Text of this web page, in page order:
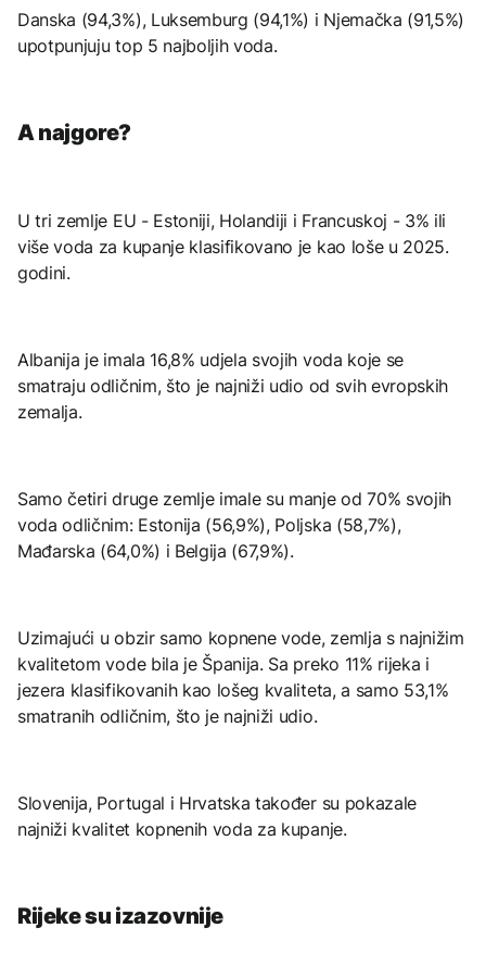
Danska (94,3%), Luksemburg (94,1%) i Njemačka (91,5%)
upotpunjuju top 5 najboljih voda.
A najgore?
U tri zemlje EU - Estoniji, Holandiji i Francuskoj - 3% ili
više voda za kupanje klasifikovano je kao loše u 2025.
godini.
Albanija je imala 16,8% udjela svojih voda koje se
smatraju odličnim, što je najniži udio od svih evropskih
zemalja.
Samo četiri druge zemlje imale su manje od 70% svojih
voda odličnim: Estonija (56,9%), Poljska (58,7%),
Mađarska (64,0%) i Belgija (67,9%).
Uzimajući u obzir samo kopnene vode, zemlja s najnižim
kvalitetom vode bila je Španija. Sa preko 11% rijeka i
jezera klasifikovanih kao lošeg kvaliteta, a samo 53,1%
smatranih odličnim, što je najniži udio.
Slovenija, Portugal i Hrvatska također su pokazale
najniži kvalitet kopnenih voda za kupanje.
Rijeke su izazovnije